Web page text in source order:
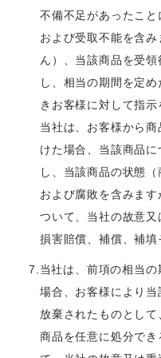
不備不足があったこ
および受取不能を含
ん）、当該商品を受
し、相当の期間を定
きお客様に対して指示
当社は、お客様から
けた場合、当該商品
し、当該商品の状態
および腐敗を含みま
ついて、当社の故意又
損害賠償、補償、補填
7.当社は、前項の相当
場合、お客様により
放棄されたものとし
商品を任意に処分で